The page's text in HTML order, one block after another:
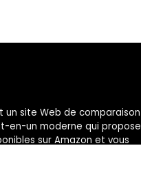
un site Web de comparaison
en-un moderne qui propose
sur Amazon et vous